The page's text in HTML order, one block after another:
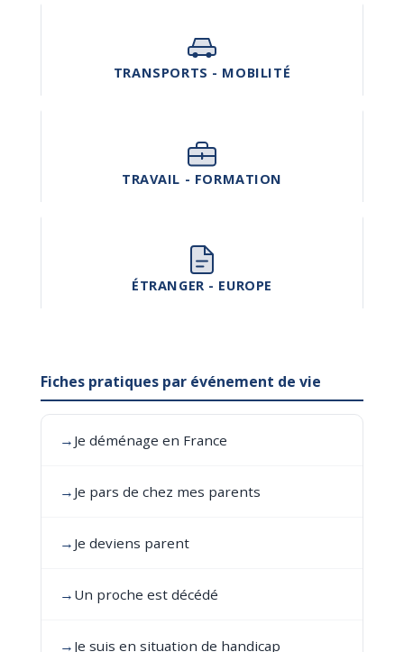
TRANSPORTS - MOBILITÉ
TRAVAIL - FORMATION
ÉTRANGER - EUROPE
Fiches pratiques par événement de vie
→ Je déménage en France
→ Je pars de chez mes parents
→ Je deviens parent
→ Un proche est décédé
→ Je suis en situation de handicap